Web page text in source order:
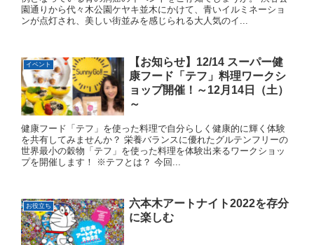
園通りから代々木公園ケヤキ並木にかけて、青いイルミネーショ
ンが点灯され、美しい街並みを感じられる大人気のイ...
イベント
【お知らせ】12/14 スーパー健
康フード「テフ」料理ワークシ
ョップ開催！～12月14日（土）
～
健康フード「テフ」を使った料理で自分らしく健康的に輝く体験
を共有してみませんか？ 栄養バランスに優れたグルテンフリーの
世界最小の穀物「テフ」を使った料理を体験出来るワークショッ
プを開催します！ ※テフとは？ 今回...
お役立ち
六本木アートナイト2022を存分
に楽しむ